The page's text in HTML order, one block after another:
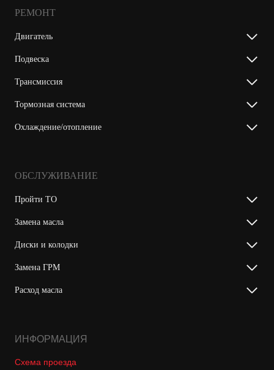
РЕМОНТ
Двигатель
Подвеска
Трансмиссия
Тормозная система
Охлаждение/отопление
ОБСЛУЖИВАНИЕ
Пройти ТО
Замена масла
Диски и колодки
Замена ГРМ
Расход масла
ИНФОРМАЦИЯ
Схема проезда